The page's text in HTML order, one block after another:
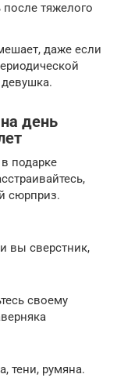
тяжелого
даже если
день
подарке
сюрприз.
вы сверстник,
своему
тени, румяна.